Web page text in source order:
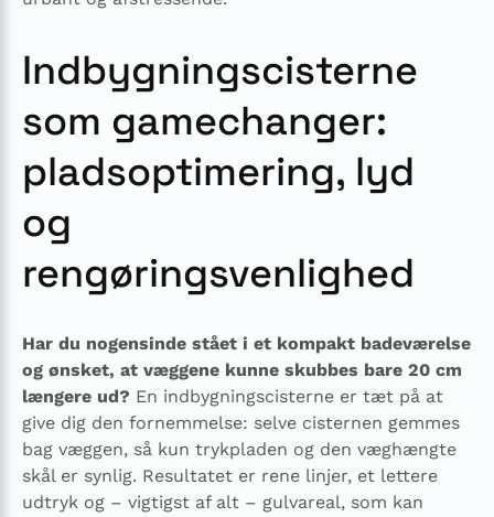
Indbygningscisterne
som gamechanger:
pladsoptimering, lyd
og
rengøringsvenlighed
Har du nogensinde stået i et kompakt badeværelse
og ønsket, at væggene kunne skubbes bare 20 cm
længere ud? En indbygningscisterne er tæt på at
give dig den fornemmelse: selve cisternen gemmes
bag væggen, så kun trykpladen og den væghængte
skål er synlig. Resultatet er rene linjer, et lettere
udtryk og – vigtigst af alt – gulvareal, som kan